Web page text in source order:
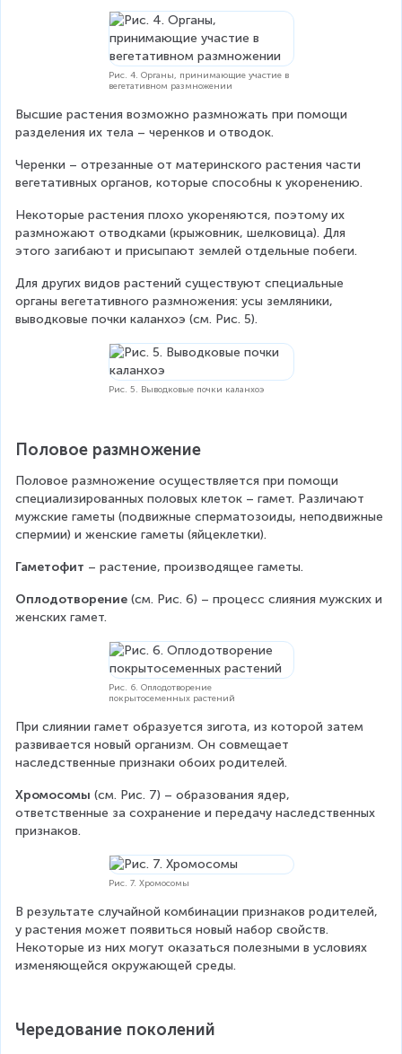
Рис. 4. Органы, принимающие участие в
вегетативном размножении
Высшие растения возможно размножать при помощи
разделения их тела – черенков и отводок.
Черенки – отрезанные от материнского растения части
вегетативных органов, которые способны к укоренению.
Некоторые растения плохо укореняются, поэтому их
размножают отводками (крыжовник, шелковица). Для
этого загибают и присыпают землей отдельные побеги.
Для других видов растений существуют специальные
органы вегетативного размножения: усы земляники,
выводковые почки каланхоэ (см. Рис. 5).
Рис. 5. Выводковые почки каланхоэ
Половое размножение
Половое размножение осуществляется при помощи
специализированных половых клеток – гамет. Различают
мужские гаметы (подвижные сперматозоиды, неподвижные
спермии) и женские гаметы (яйцеклетки).
Гаметофит – растение, производящее гаметы.
Оплодотворение (см. Рис. 6) – процесс слияния мужских и
женских гамет.
Рис. 6. Оплодотворение
покрытосеменных растений
При слиянии гамет образуется зигота, из которой затем
развивается новый организм. Он совмещает
наследственные признаки обоих родителей.
Хромосомы (см. Рис. 7) – образования ядер,
ответственные за сохранение и передачу наследственных
признаков.
Рис. 7. Хромосомы
В результате случайной комбинации признаков родителей,
у растения может появиться новый набор свойств.
Некоторые из них могут оказаться полезными в условиях
изменяющейся окружающей среды.
Чередование поколений